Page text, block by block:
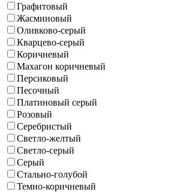
Графитовый
Жасминовый
Оливково-серый
Кварцево-серый
Коричневый
Махагон коричневый
Персиковый
Песочный
Платиновый серый
Розовый
Серебристый
Светло-желтый
Светло-серый
Серый
Стально-голубой
Темно-коричневый